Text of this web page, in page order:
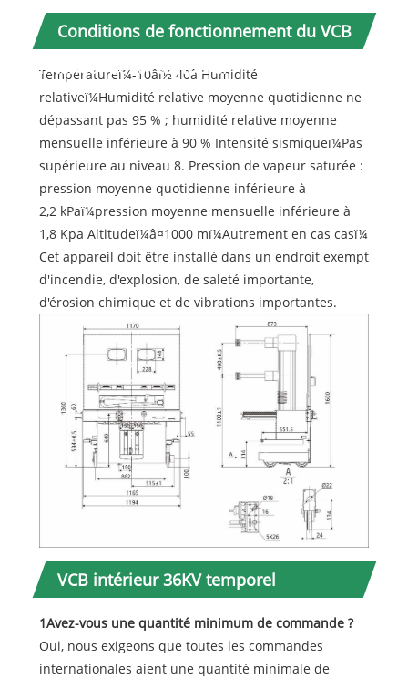
Conditions de fonctionnement du VCB
intérieur 36 KV temporel
Températureï¼-10âï½ 40â Humidité
relativeï¼Humidité relative moyenne quotidienne ne
dépassant pas 95 % ; humidité relative moyenne
mensuelle inférieure à 90 % Intensité sismiqueï¼Pas
supérieure au niveau 8. Pression de vapeur saturée :
pression moyenne quotidienne inférieure à
2,2 kPaï¼pression moyenne mensuelle inférieure à
1,8 Kpa Altitudeï¼â¤1000 mï¼Autrement en cas casï¼
Cet appareil doit être installé dans un endroit exempt
d'incendie, d'explosion, de saleté importante,
d'érosion chimique et de vibrations importantes.
VCB intérieur 36KV temporel
1Avez-vous une quantité minimum de commande ?
Oui, nous exigeons que toutes les commandes
internationales aient une quantité minimale de